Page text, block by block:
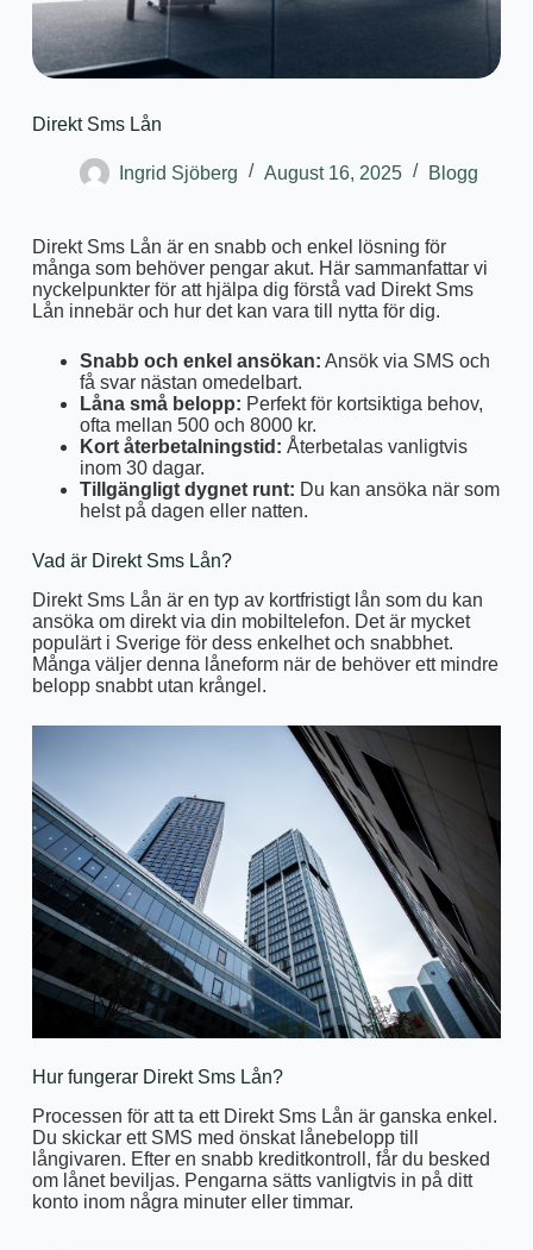
Direkt Sms Lån
Ingrid Sjöberg August 16, 2025 Blogg
Direkt Sms Lån är en snabb och enkel lösning för
många som behöver pengar akut. Här sammanfattar vi
nyckelpunkter för att hjälpa dig förstå vad Direkt Sms
Lån innebär och hur det kan vara till nytta för dig.
Snabb och enkel ansökan: Ansök via SMS och
få svar nästan omedelbart.
Låna små belopp: Perfekt för kortsiktiga behov,
ofta mellan 500 och 8000 kr.
Kort återbetalningstid: Återbetalas vanligtvis
inom 30 dagar.
Tillgängligt dygnet runt: Du kan ansöka när som
helst på dagen eller natten.
Vad är Direkt Sms Lån?
Direkt Sms Lån är en typ av kortfristigt lån som du kan
ansöka om direkt via din mobiltelefon. Det är mycket
populärt i Sverige för dess enkelhet och snabbhet.
Många väljer denna låneform när de behöver ett mindre
belopp snabbt utan krångel.
Hur fungerar Direkt Sms Lån?
Processen för att ta ett Direkt Sms Lån är ganska enkel.
Du skickar ett SMS med önskat lånebelopp till
långivaren. Efter en snabb kreditkontroll, får du besked
om lånet beviljas. Pengarna sätts vanligtvis in på ditt
konto inom några minuter eller timmar.